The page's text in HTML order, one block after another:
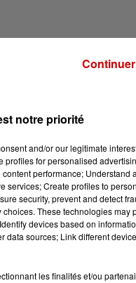
de sorties près de
notre priorité
and/or our legitimate
for personalised
performance; Understand
services; Create profiles to
security, prevent and detect
These technologies may
devices based on
sources; Link different
les finalités et/ou